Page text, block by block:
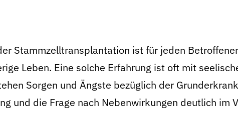
Stammzelltransplantation ist für jeden
Leben. Eine solche Erfahrung ist oft mit
Sorgen und Ängste bezüglich der
und die Frage nach Nebenwirkungen deutlich im